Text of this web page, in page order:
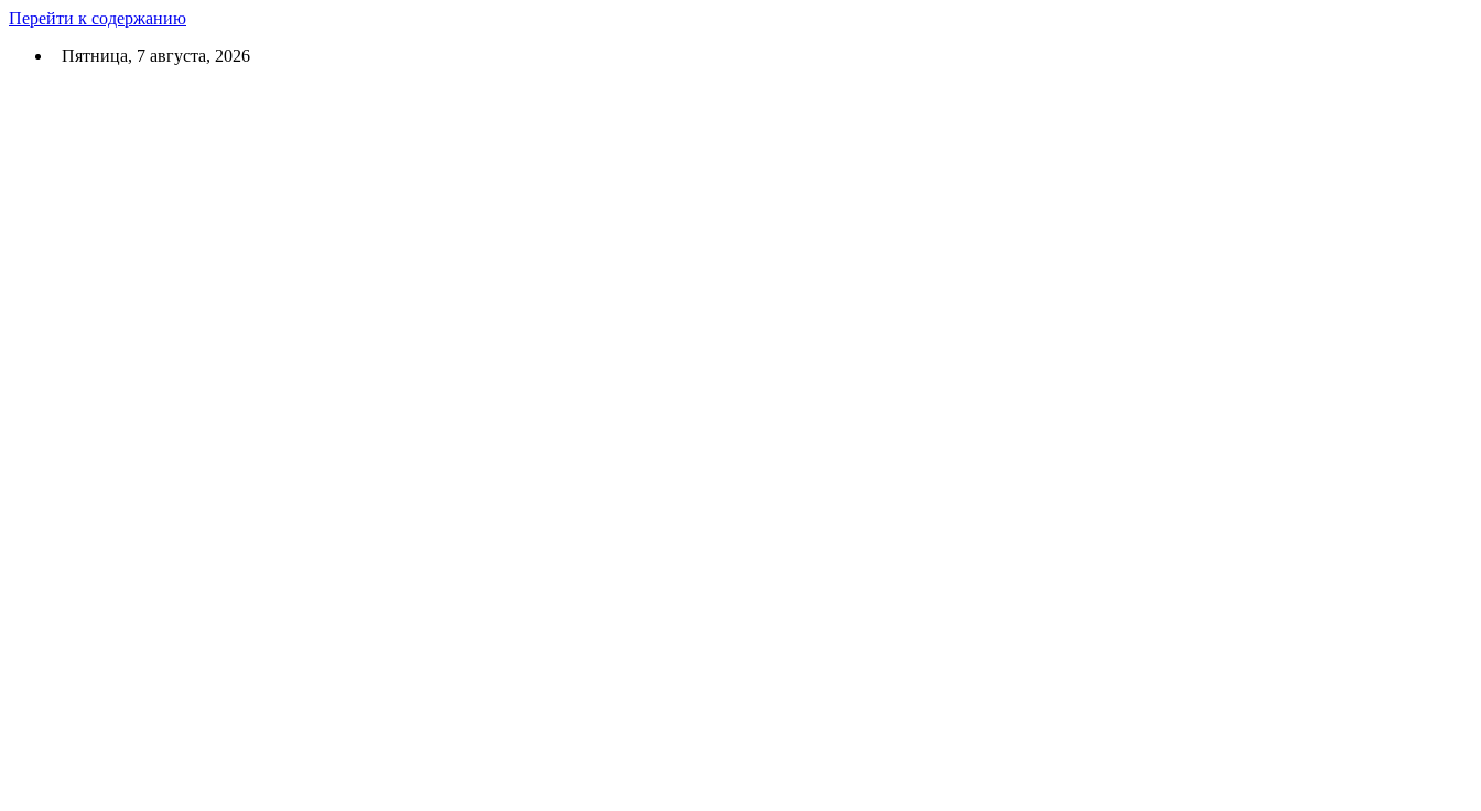
Перейти к содержанию
Пятница, 7 августа, 2026